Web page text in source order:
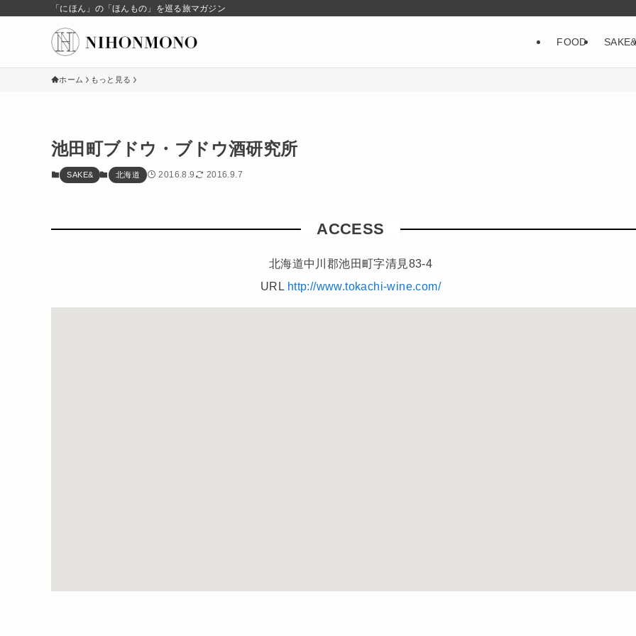
「にほん」の「ほんもの」を巡る旅マガジン
FOOD
ホーム もっと見る
池田町ブドウ・ブドウ酒研究所
SAKE& 北海道 2016.8.9 2016.9.7
ACCESS
北海道中川郡池田町字清見83-4
URL http://www.tokachi-wine.com/